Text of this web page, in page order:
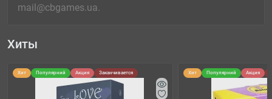
mail@cbgames.ua.
Хиты
Хит Популярний Акция Заканчивается Хит Популярний Акция